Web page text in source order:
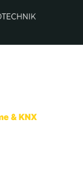
& KNX